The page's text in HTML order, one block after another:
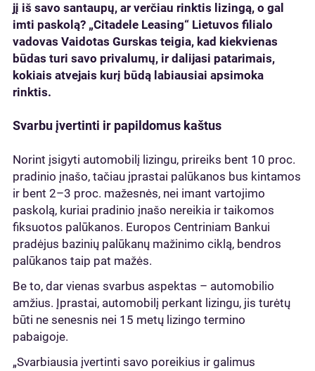
jį iš savo santaupų, ar verčiau rinktis lizingą, o gal
imti paskolą? „Citadele Leasing“ Lietuvos filialo
vadovas Vaidotas Gurskas teigia, kad kiekvienas
būdas turi savo privalumų, ir dalijasi patarimais,
kokiais atvejais kurį būdą labiausiai apsimoka
rinktis.
Svarbu įvertinti ir papildomus kaštus
Norint įsigyti automobilį lizingu, prireiks bent 10 proc.
pradinio įnašo, tačiau įprastai palūkanos bus kintamos
ir bent 2–3 proc. mažesnės, nei imant vartojimo
paskolą, kuriai pradinio įnašo nereikia ir taikomos
fiksuotos palūkanos. Europos Centriniam Bankui
pradėjus bazinių palūkanų mažinimo ciklą, bendros
palūkanos taip pat mažės.
Be to, dar vienas svarbus aspektas – automobilio
amžius. Įprastai, automobilį perkant lizingu, jis turėtų
būti ne senesnis nei 15 metų lizingo termino
pabaigoje.
„Svarbiausia įvertinti savo poreikius ir galimus